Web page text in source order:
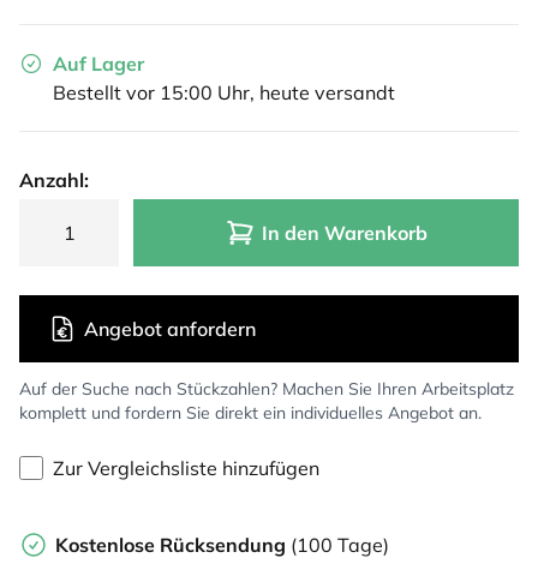
Auf Lager
Bestellt vor 15:00 Uhr, heute versandt
Anzahl:
In den Warenkorb
Auf der Suche nach Stückzahlen? Machen Sie Ihren Arbeitsplatz
komplett und fordern Sie direkt ein individuelles Angebot an.
Angebot anfordern
Zur Vergleichsliste hinzufügen
Kostenlose Rücksendung (100 Tage)